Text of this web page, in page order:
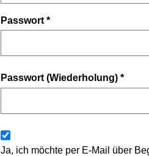
Passwort *
Passwort (Wiederholung) *
Ja, ich möchte per E-Mail über